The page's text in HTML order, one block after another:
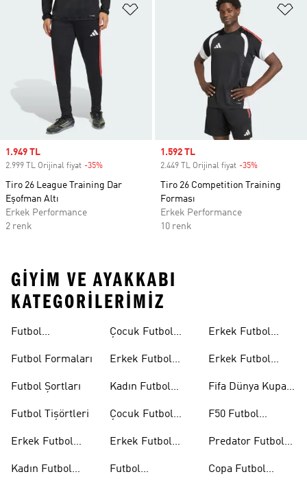
Favori Listesine Ekle
Sale price
1.949 TL
2.999 TL Orijinal fiyat -35%
Tiro 26 League Training Dar
Eşofman Altı
Erkek Performance
2 renk
Sale price
1.592 TL
2.449 TL Orijinal fiyat -35%
Tiro 26 Competition Training
Forması
Erkek Performance
10 renk
GIYIM VE AYAKKABI
KATEGORILERIMIZ
Futbol
Futbol Formaları
Futbol Şortları
Futbol Tişörtleri
Erkek Futbol
Kadın Futbol
Çocuk Futbol
Erkek Futbol
Kadın Futbol
Çocuk Futbol
Erkek Futbol
Futbol
Erkek Futbol
Erkek Futbol
Fifa Dünya Kupası
F50 Futbol
Predator Futbol
Copa Futbol